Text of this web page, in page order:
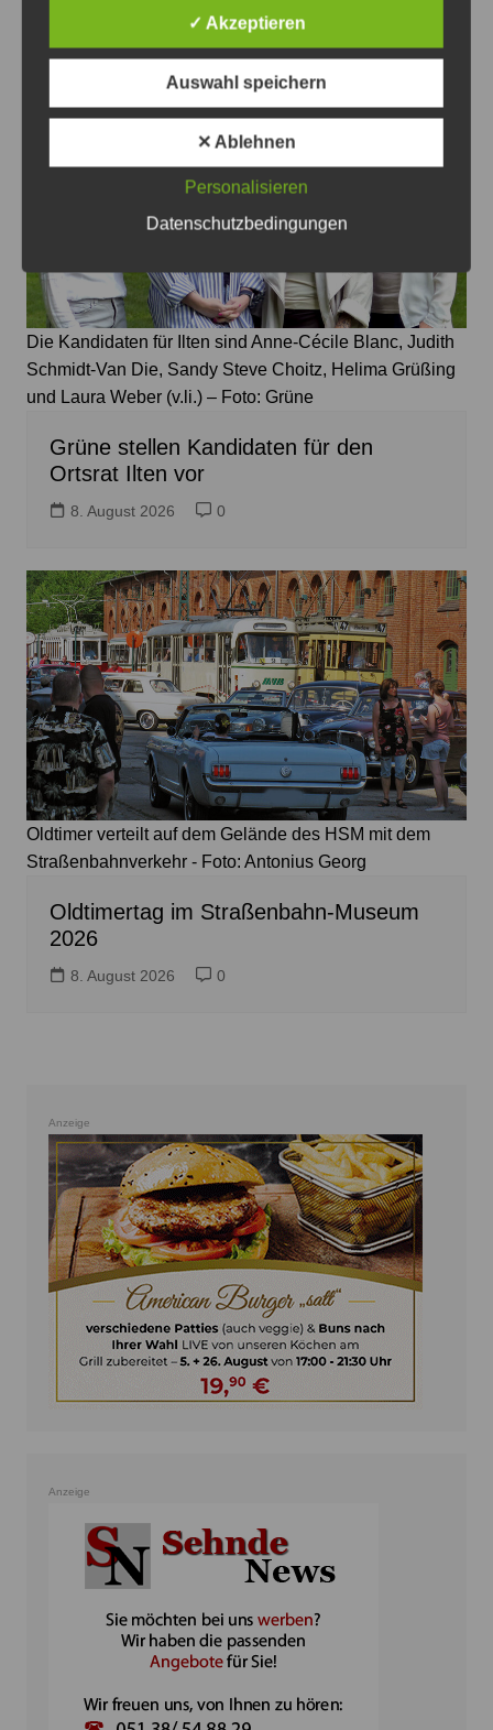
Das könnte Sie auch interessieren
Die Kandidaten für Ilten sind Anne-Cécile Blanc, Judith
Schmidt-Van Die, Sandy Steve Choitz, Helima Grüßing
und Laura Weber (v.li.) – Foto: Grüne
Grüne stellen Kandidaten für den
Ortsrat Ilten vor
8. August 2026 0
Oldtimer verteilt auf dem Gelände des HSM mit dem
Straßenbahnverkehr - Foto: Antonius Georg
Oldtimertag im Straßenbahn-Museum
2026
8. August 2026 0
Anzeige
Anzeige
✓ Akzeptieren
Auswahl speichern
✕ Ablehnen
Personalisieren
Datenschutzbedingungen